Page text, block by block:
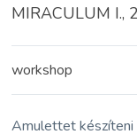
MIRACULUM I.,
workshop
Amulettet készíteni